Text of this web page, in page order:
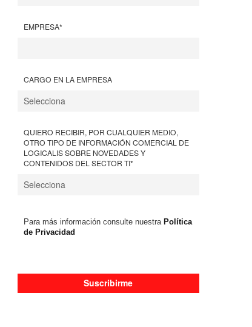
EMPRESA*
CARGO EN LA EMPRESA
QUIERO RECIBIR, POR CUALQUIER MEDIO,
OTRO TIPO DE INFORMACIÓN COMERCIAL DE
LOGICALIS SOBRE NOVEDADES Y
CONTENIDOS DEL SECTOR TI*
Para más información consulte nuestraPolítica
de Privacidad